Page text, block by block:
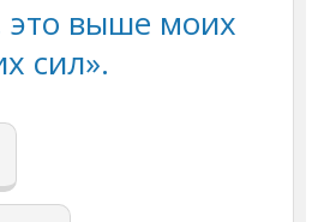
это выше моих
сил».